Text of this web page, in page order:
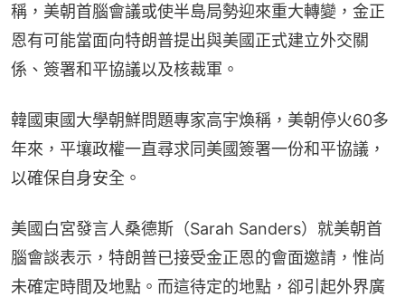
稱，美朝首腦會議或使半島局勢迎來重大轉變，金正
恩有可能當面向特朗普提出與美國正式建立外交關
係、簽署和平協議以及核裁軍。
韓國東國大學朝鮮問題專家高宇煥稱，美朝停火60多
年來，平壤政權一直尋求同美國簽署一份和平協議，
以確保自身安全。
美國白宮發言人桑德斯（Sarah Sanders）就美朝首
腦會談表示，特朗普已接受金正恩的會面邀請，惟尚
未確定時間及地點。而這待定的地點，卻引起外界廣